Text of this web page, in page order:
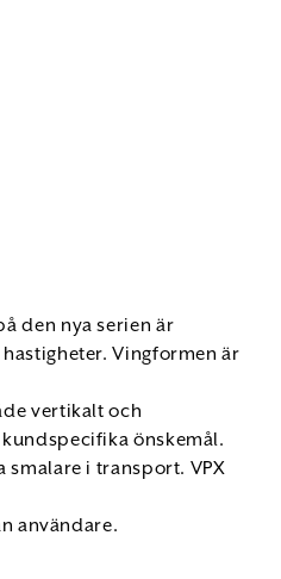
den nya serien är
Vingformen är
vertikalt och
önskemål.
i transport. VPX
användare.